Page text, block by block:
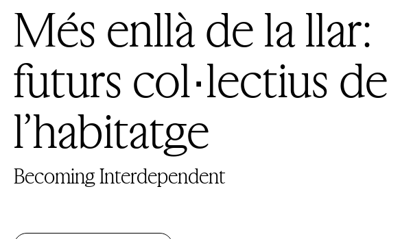
Més enllà de la llar:
futurs col·lectius de
l’habitatge
Becoming Interdependent